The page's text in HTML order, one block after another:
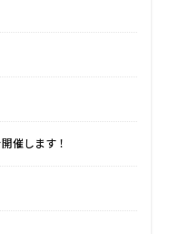
催します！